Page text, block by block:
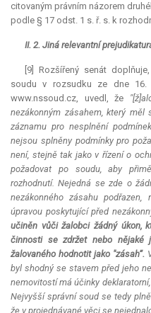
citovaným právním názorem
podle § 17 odst. 1 s. ř. s. k
II. 2. Jiná relevantní
[9] Rozšířený senát
soudu v rozsudku ze dne
www.nssoud.cz, uvedl, že
nezákonným zásahem, který měl
záznamu pro nesplnění
nejsou splněny podmínky pro
není, stejně tak jako v řízení o
požadovat po soudu, aby
rozhodnutí. Nejedná se zde o
nezákonného zásahu podřazen,
úpravou poskytující před
učiněn vůči žalobci žádný úkon,
činnosti se zdržet nebo nějaké
žalovaného hodnotit jako "zásah“.
byl shodný se stavem před jeho
nemovitostí má účinky deklaratorní
Nejvyšší správní soud se tedy
že v projednávané věci se